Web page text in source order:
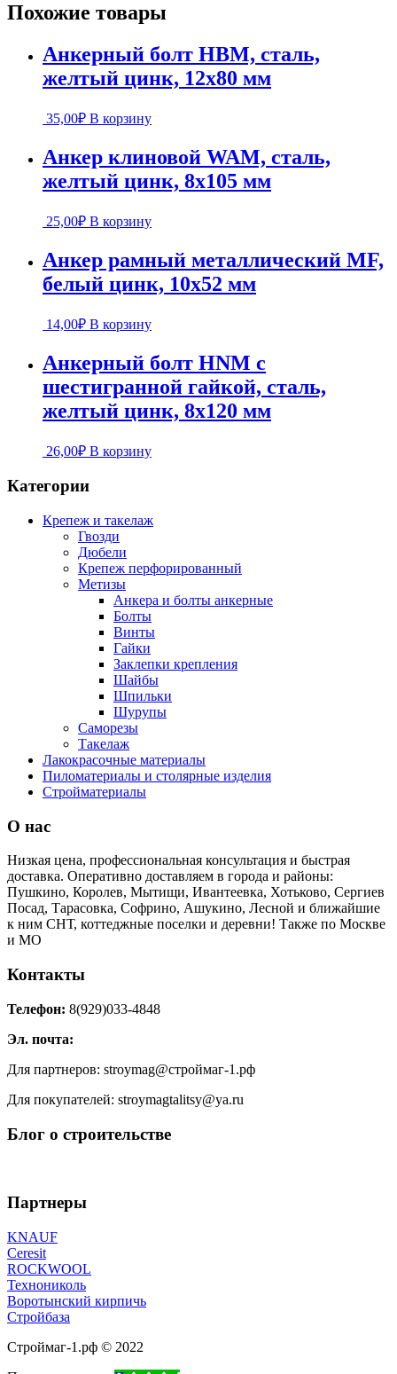
Похожие товары
Анкерный болт HBM, сталь,
желтый цинк, 12х80 мм
35,00₽ В корзину
Анкер клиновой WAM, сталь,
желтый цинк, 8х105 мм
25,00₽ В корзину
Анкер рамный металлический MF,
белый цинк, 10х52 мм
14,00₽ В корзину
Анкерный болт HNM с
шестигранной гайкой, сталь,
желтый цинк, 8х120 мм
26,00₽ В корзину
Категории
Крепеж и такелаж
Гвозди
Дюбели
Крепеж перфорированный
Метизы
Анкера и болты анкерные
Болты
Винты
Гайки
Заклепки крепления
Шайбы
Шпильки
Шурупы
Саморезы
Такелаж
Лакокрасочные материалы
Пиломатериалы и столярные изделия
Стройматериалы
О нас
Низкая цена, профессиональная консультация и быстрая
доставка. Оперативно доставляем в города и районы:
Пушкино, Королев, Мытищи, Ивантеевка, Хотьково, Сергиев
Посад, Тарасовка, Софрино, Ашукино, Лесной и ближайшие
к ним СНТ, коттеджные поселки и деревни! Также по Москве
и МО
Контакты
Телефон: 8(929)033-4848
Эл. почта:
Для партнеров: stroymag@строймаг-1.рф
Для покупателей: stroymagtalitsy@ya.ru
Блог о строительстве
Партнеры
KNAUF
Ceresit
ROCKWOOL
Технониколь
Воротынский кирпичь
Стройбаза
Строймаг-1.рф © 2022